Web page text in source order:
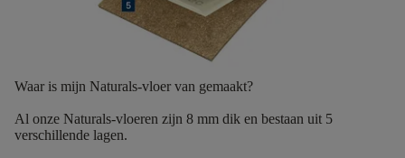
Waar is mijn Naturals-vloer van gemaakt?
Al onze Naturals-vloeren zijn 8 mm dik en bestaan uit 5
verschillende lagen.